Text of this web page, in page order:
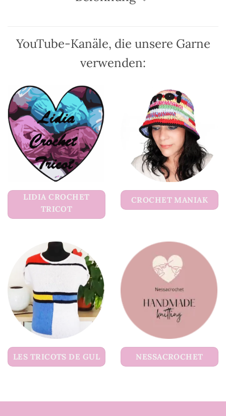
YouTube-Kanäle, die unsere Garne
verwenden:
LIDIA CROCHET
TRICOT
CROCHET MANIAK
LES TRICOTS DE GUL NESSACROCHET